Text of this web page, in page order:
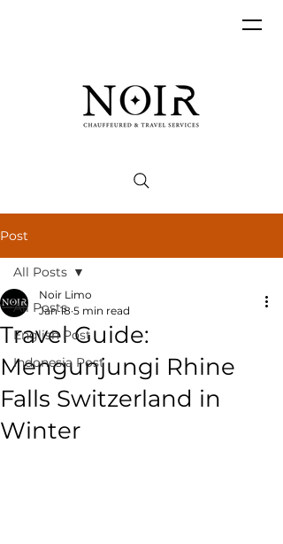
Post
All Posts
English Post
Indonesia Post
All Posts
Travel Guide:
Mengunjungi Rhine
Falls Switzerland in
Winter
Noir Limo
Jan 18 5 min read